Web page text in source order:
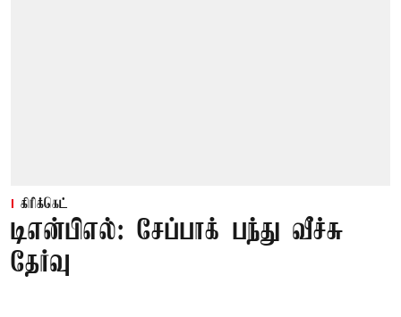
கிரிக்கெட்
டிஎன்பிஎல்: சேப்பாக் பந்து வீச்சு
தேர்வு